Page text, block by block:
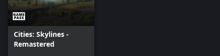
Cities: Skylines -
Remastered